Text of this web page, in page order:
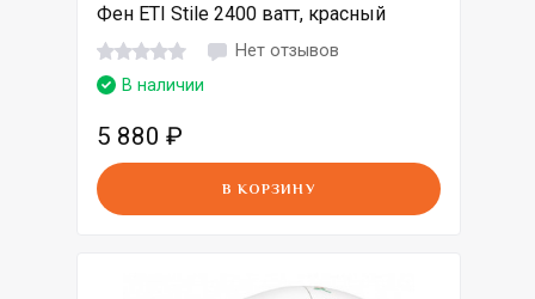
Фен ETI Stile 2400 ватт, красный
Нет отзывов
В наличии
5 880 ₽
В КОРЗИНУ